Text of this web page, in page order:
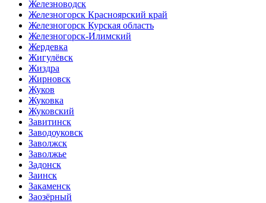
Железноводск
Железногорск Красноярский край
Железногорск Курская область
Железногорск-Илимский
Жердевка
Жигулёвск
Жиздра
Жирновск
Жуков
Жуковка
Жуковский
Завитинск
Заводоуковск
Заволжск
Заволжье
Задонск
Заинск
Закаменск
Заозёрный